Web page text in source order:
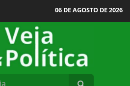
06 DE AGOSTO DE 2026